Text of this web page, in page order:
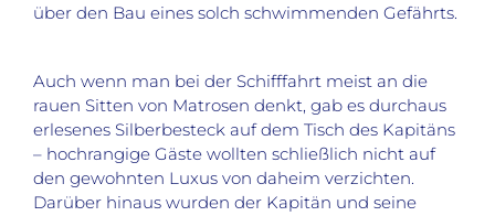
über den Bau eines solch schwimmenden Gefährts.
Auch wenn man bei der Schifffahrt meist an die
rauen Sitten von Matrosen denkt, gab es durchaus
erlesenes Silberbesteck auf dem Tisch des Kapitäns
– hochrangige Gäste wollten schließlich nicht auf
den gewohnten Luxus von daheim verzichten.
Darüber hinaus wurden der Kapitän und seine